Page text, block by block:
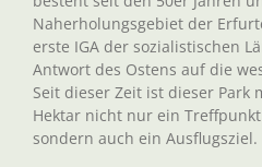
Naherholungsgebiet der
erste IGA der sozialistischen
Antwort des Ostens auf die
Seit dieser Zeit ist dieser Park
Hektar nicht nur ein
sondern auch ein Ausflugsziel.